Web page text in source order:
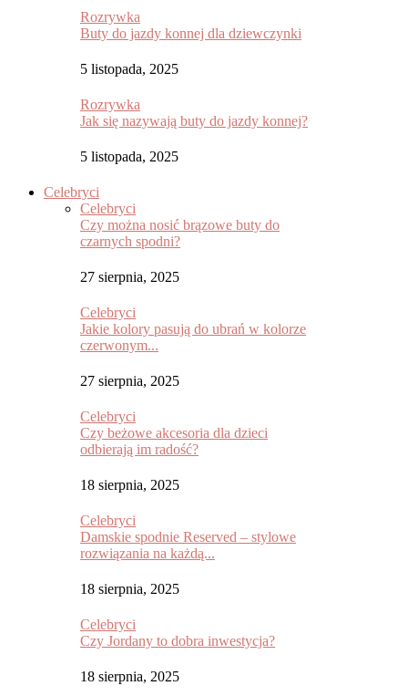
Rozrywka
Buty do jazdy konnej dla dziewczynki
5 listopada, 2025
Rozrywka
Jak się nazywają buty do jazdy konnej?
5 listopada, 2025
Celebryci
Celebryci
Czy można nosić brązowe buty do
czarnych spodni?
27 sierpnia, 2025
Celebryci
Jakie kolory pasują do ubrań w kolorze
czerwonym...
27 sierpnia, 2025
Celebryci
Czy beżowe akcesoria dla dzieci
odbierają im radość?
18 sierpnia, 2025
Celebryci
Damskie spodnie Reserved – stylowe
rozwiązania na każdą...
18 sierpnia, 2025
Celebryci
Czy Jordany to dobra inwestycja?
18 sierpnia, 2025